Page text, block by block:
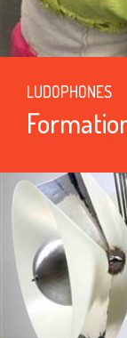
LUDOPHONES